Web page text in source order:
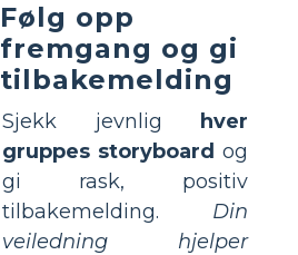
Følg opp
fremgang og gi
tilbakemelding
Sjekk jevnlig
hver
gruppes storyboard og
gi rask, positiv
tilbakemelding. Din
veiledning hjelper